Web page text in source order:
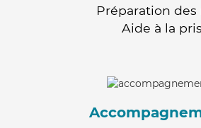
Préparation des
Aide à la